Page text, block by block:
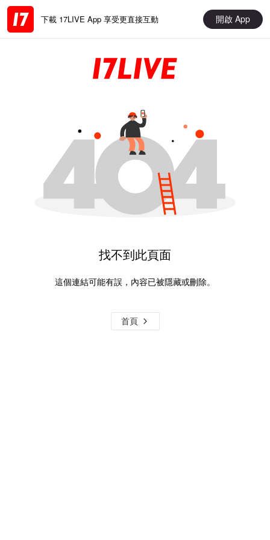
下載 17LIVE App 享受更直接互動 開啟 App
找不到此頁面
這個連結可能有誤，內容已被隱藏或刪除。
首頁